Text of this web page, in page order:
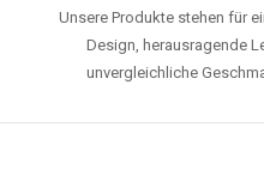
Unsere Produkte stehen für
Design, herausragende
unvergleichliche